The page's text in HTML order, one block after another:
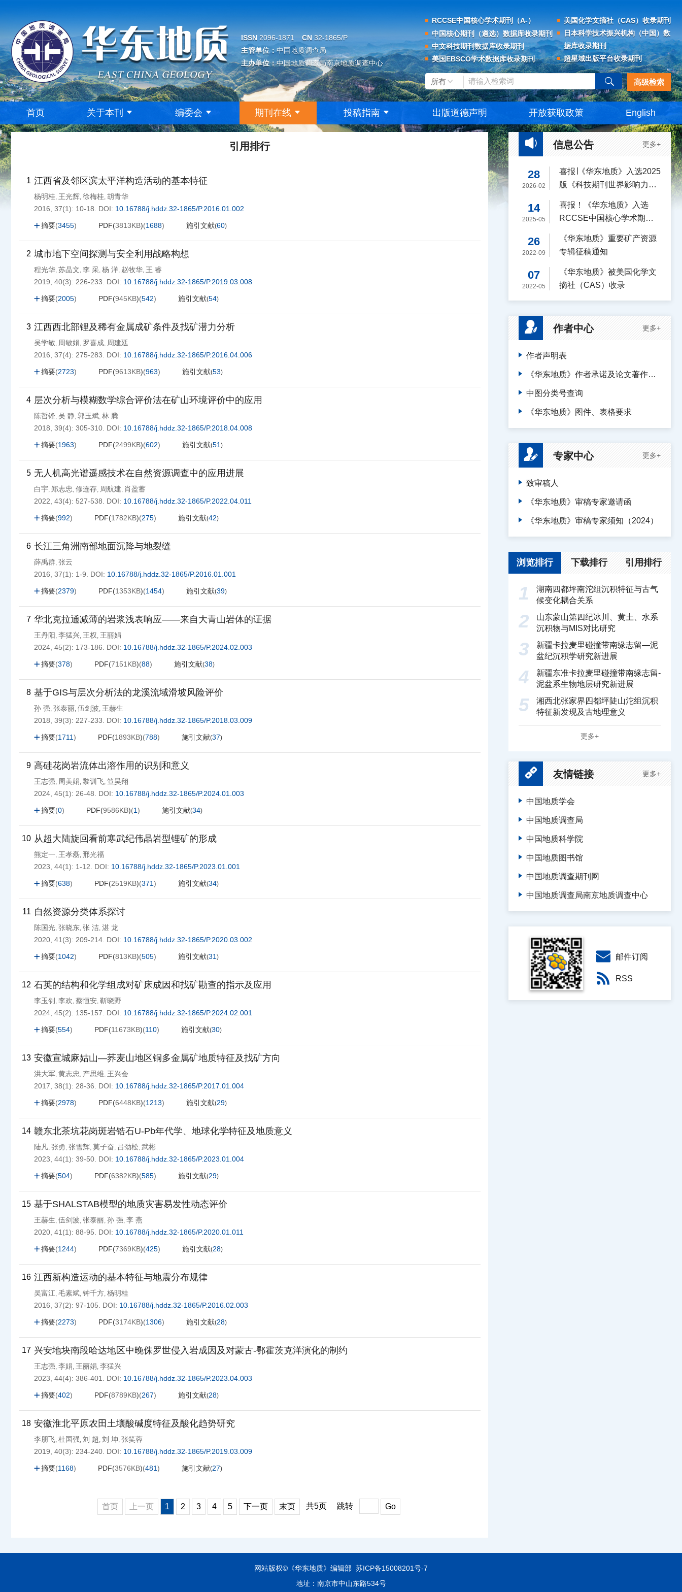
ISSN 2096-1871 CN 32-1865/P
主管单位：中国地质调查局
主办单位：中国地质调查局南京地质调查中心
RCCSE中国核心学术期刊（A-）
美国化学文摘社（CAS）收录期刊
中国核心期刊（遴选）数据库收录期刊
日本科学技术振兴机构（中国）数
据库收录期刊
中文科技期刊数据库收录期刊
超星域出版平台收录期刊
美国EBSCO学术数据库收录期刊
高级检索
首页 关于本刊 编委会 期刊在线 投稿指南 出版道德声明 开放获取政策 English
引用排行
1 江西省及邻区滨太平洋构造活动的基本特征
杨明桂, 王光辉, 徐梅桂, 胡青华
2016, 37(1): 10-18.
DOI: 10.16788/j.hddz.32-1865/P.2016.01.002
摘要(3455) PDF(3813KB)(1688) 施引文献(60)
2 城市地下空间探测与安全利用战略构想
程光华, 苏晶文, 李 采, 杨 洋, 赵牧华, 王 睿
2019, 40(3): 226-233.
DOI: 10.16788/j.hddz.32-1865/P.2019.03.008
摘要(2005) PDF(945KB)(542) 施引文献(54)
3 江西西北部锂及稀有金属成矿条件及找矿潜力分析
吴学敏, 周敏娟, 罗喜成, 周建廷
2016, 37(4): 275-283.
DOI: 10.16788/j.hddz.32-1865/P.2016.04.006
摘要(2723) PDF(9613KB)(963) 施引文献(53)
4 层次分析与模糊数学综合评价法在矿山环境评价中的应用
陈哲锋, 吴 静, 郭玉斌, 林 腾
2018, 39(4): 305-310. DOI: 10.16788/j.hddz.32-1865/P.2018.04.008
摘要(1963) PDF(2499KB)(602) 施引文献(51 )
5 无人机高光谱遥感技术在自然资源调查中的应用进展
白宇, 郑志忠 , 修连存, 周航建, 肖盈蓄
2022, 43(4): 527-538.
DOI: 10.16788/j.hddz.32-1865/P.2022.04.011
摘要(992) PDF(1782KB)(275) 施引文献(42)
6 长江三角洲南部地面沉降与地裂缝
薛禹群, 张云
2016, 37(1): 1-9.
DOI: 10.16788/j.hddz.32-1865/P.2016.01.001
摘要(2379) PDF(1353KB)(1454) 施引文献(39)
7 华北克拉通减薄的岩浆浅表响应——来自大青山岩体的证据
王丹阳, 李猛兴, 王权, 王丽娟
2024, 45(2): 173-186.
DOI: 10.16788/j.hddz.32-1865/P.2024.02.003
摘要(378) PDF(7151KB)(88) 施引文献(38)
8 基于GIS与层次分析法的龙溪流域滑坡风险评价
孙 强, 张泰丽, 伍剑波, 王赫生
2018, 39(3): 227-233.
DOI: 10.16788/j.hddz.32-1865/P.2018.03.009
摘要(1711) PDF(1893KB)(788) 施引文献(37)
9 高硅花岗岩流体出溶作用的识别和意义
王志强, 周美娟, 黎训飞, 笪昊翔
2024, 45(1): 26-48.
DOI: 10.16788/j.hddz.32-1865/P.2024.01.003
摘要(0) PDF(9586KB)(1) 施引文献(34)
10 从超大陆旋回看前寒武纪伟晶岩型锂矿的形成
熊定一, 王孝磊, 邢光福
2023, 44(1): 1-12.
DOI: 10.16788/j.hddz.32-1865/P.2023.01.001
摘要(638) PDF(2519KB)(371) 施引文献(34)
11 自然资源分类体系探讨
陈国光, 张晓东, 张 洁, 湛 龙
2020, 41(3): 209-214. DOI: 10.16788/j.hddz.32-1865/P.2020.03.002
摘要(1042) PDF(813KB)(505) 施引文献(31 )
12 石英的结构和化学组成对矿床成因和找矿勘查的指示及应用
李玉钊, 李欢, 蔡恒安, 靳晓野
2024, 45(2): 135-157.
DOI: 10.16788/j.hddz.32-1865/P.2024.02.001
摘要(554) PDF(11673KB)(110) 施引文献(30)
13 安徽宣城麻姑山—荞麦山地区铜多金属矿地质特征及找矿方向
洪大军, 黄志忠 , 产思维, 王兴会
2017, 38(1): 28-36.
DOI: 10.16788/j.hddz.32-1865/P.2017.01.004
摘要(2978) PDF(6448KB)(1213) 施引文献(29)
14 赣东北茶坑花岗斑岩锆石U-Pb年代学、地球化学特征及地质意义
陆凡, 张勇 , 张雪辉, 莫子奋, 吕劲松, 武彬
2023, 44(1): 39-50. DOI: 10.16788/j.hddz.32-1865/P.2023.01.004
摘要(504) PDF(6382KB)(585) 施引文献(29)
15 基于SHALSTAB模型的地质灾害易发性动态评价
王赫生, 伍剑波, 张泰丽, 孙 强, 李 燕
2020, 41(1): 88-95.
DOI: 10.16788/j.hddz.32-1865/P.2020.01.011
摘要(1244) PDF(7369KB)(425) 施引文献(28)
16 江西新构造运动的基本特征与地震分布规律
吴富江, 毛素斌, 钟千方, 杨明桂
2016, 37(2): 97-105.
DOI: 10.16788/j.hddz.32-1865/P.2016.02.003
摘要(2273) PDF(3174KB)(1306) 施引文献(28)
17 兴安地块南段哈达地区中晚侏罗世侵入岩成因及对蒙古-鄂霍茨克洋演化的制约
王志强, 李娟, 王丽娟, 李猛兴
2023, 44(4): 386-401.
DOI: 10.16788/j.hddz.32-1865/P.2023.04.003
摘要(402) PDF(8789KB)(267) 施引文献(28)
18 安徽淮北平原农田土壤酸碱度特征及酸化趋势研究
李朋飞, 杜国强, 刘 超 , 刘 坤, 张笑蓉
2019, 40(3): 234-240. DOI: 10.16788/j.hddz.32-1865/P.2019.03.009
摘要(1168) PDF(3576KB)(481) 施引文献(27)
首页 上一页 1 2 3 4 5 下一页 末页 共5页 跳转 Go
信息公告 更多+
28
2026-02
喜报∣《华东地质》入选2025
版《科技期刊世界影响力指
14
2025-05
喜报！《华东地质》入选
RCCSE中国核心学术期刊
26
2022-09
《华东地质》重要矿产资源
专辑征稿通知
07
2022-05
《华东地质》被美国化学文
摘社（CAS）收录
作者中心 更多+
作者声明表
《华东地质》作者承诺及论文著作权转让声明
中图分类号查询
《华东地质》图件、表格要求
专家中心 更多+
致审稿人
《华东地质》审稿专家邀请函
《华东地质》审稿专家须知（2024）
浏览排行 下载排行 引用排行
1
湖南四都坪南沱组沉积特征与古气
候变化耦合关系
2
山东蒙山第四纪冰川、黄土、水系
沉积物与MIS对比研究
3
新疆卡拉麦里碰撞带南缘志留—泥
盆纪沉积学研究新进展
4
新疆东准卡拉麦里碰撞带南缘志留-
泥盆系生物地层研究新进展
5
湘西北张家界四都坪陡山沱组沉积
特征新发现及古地理意义
更多+
友情链接 更多+
中国地质学会
中国地质调查局
中国地质科学院
中国地质图书馆
中国地质调查期刊网
中国地质调查局南京地质调查中心
邮件订阅
RSS
网站版权©《华东地质》编辑部 苏ICP备15008201号-7
地址：南京市中山东路534号